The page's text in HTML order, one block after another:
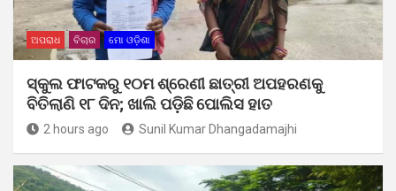
ଅପରାଧ ବିଚାର ମୋ ଓଡ଼ିଶା
ସ୍କୁଲ ଫାଟକରୁ ୧୦ମ ଶ୍ରେଣୀ ଛାତ୍ରୀ ଅପହରଣକୁ
ବିତିଲାଣି ୧୮ ଦିନ; ଖାଲି ପଡ଼ିଛି ପୋଲିସ ହାତ
2 hours ago Sunil Kumar Dhangadamajhi